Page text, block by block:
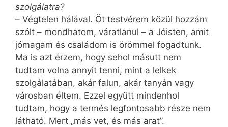
szolgálatra?
– Végtelen hálával. Öt testvérem közül hozzám
szólt – mondhatom, váratlanul – a Jóisten, amit
jómagam és családom is örömmel fogadtunk.
Ma is azt érzem, hogy sehol másutt nem
tudtam volna annyit tenni, mint a lelkek
szolgálatában, akár falun, akár tanyán vagy
városban éltem. Ezzel együtt mindenhol
tudtam, hogy a termés legfontosabb része nem
látható. Mert „más vet, és más arat”.